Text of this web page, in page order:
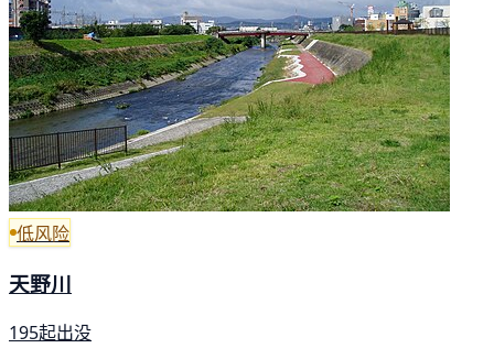
低风险
天野川
195起出没